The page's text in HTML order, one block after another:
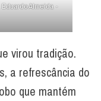
Eduardo Almeida -
virou tradição.
a refrescância do
que mantém